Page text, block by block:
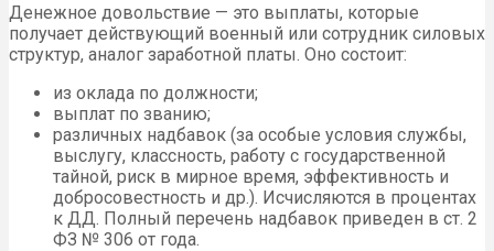
Денежное довольствие — это выплаты, которые
получает действующий военный или сотрудник силовых
структур, аналог заработной платы. Оно состоит:
из оклада по должности;
выплат по званию;
различных надбавок (за особые условия службы,
выслугу, классность, работу с государственной
тайной, риск в мирное время, эффективность и
добросовестность и др.). Исчисляются в процентах
к ДД. Полный перечень надбавок приведен в ст. 2
ФЗ № 306 от года.